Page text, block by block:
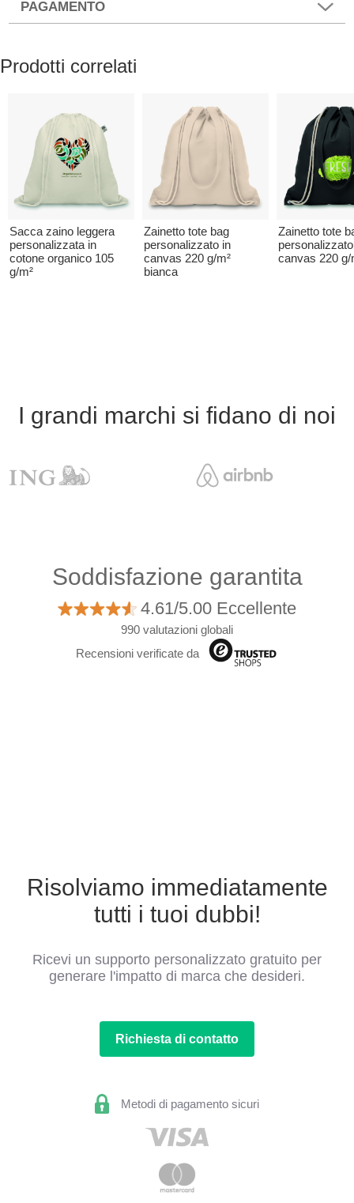
PAGAMENTO
Prodotti correlati
Sacca zaino leggera
personalizzata in
cotone organico 105
g/m²
Zainetto tote bag
personalizzato in
canvas 220 g/m²
bianca
Zainetto tote
canvas 220 g/
I grandi marchi si fidano di noi
Soddisfazione garantita
4.61/5.00 Eccellente
990 valutazioni globali
Recensioni verificate da
Risolviamo immediatamente
tutti i tuoi dubbi!
Ricevi un supporto personalizzato gratuito per
generare l'impatto di marca che desideri.
Richiesta di contatto
Metodi di pagamento sicuri